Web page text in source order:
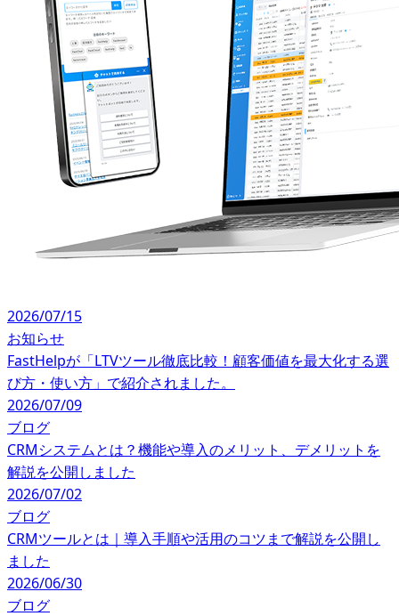
2026/07/15
お知らせ
FastHelpが「LTVツール徹底比較！顧客価値を最大化する選
び方・使い方」で紹介されました。
2026/07/09
ブログ
CRMシステムとは？機能や導入のメリット、デメリットを
解説を公開しました
2026/07/02
ブログ
CRMツールとは｜導入手順や活用のコツまで解説を公開し
ました
2026/06/30
ブログ